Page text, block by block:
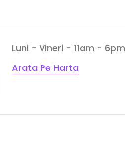
Luni - Vineri - 11am - 6pm
Arata Pe Harta